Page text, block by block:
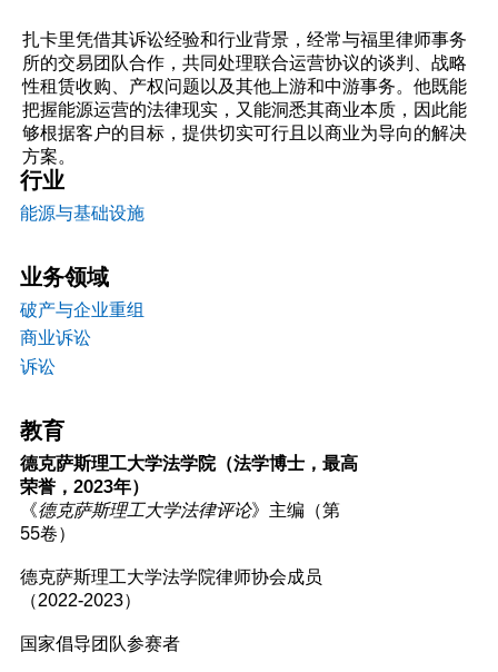
行业
能源与基础设施
业务领域
破产与企业重组
商业诉讼
诉讼
教育
德克萨斯理工大学法学院（法学博士，最高
荣誉，2023年）
《德克萨斯理工大学法律评论》主编（第
55卷）
德克萨斯理工大学法学院律师协会成员
（2022-2023）
国家倡导团队参赛者
扎卡里凭借其诉讼经验和行业背景，经常与福里律师事务
所的交易团队合作，共同处理联合运营协议的谈判、战略
性租赁收购、产权问题以及其他上游和中游事务。他既能
把握能源运营的法律现实，又能洞悉其商业本质，因此能
够根据客户的目标，提供切实可行且以商业为导向的解决
方案。